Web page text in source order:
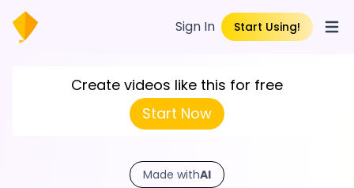
Sign In Start Using!
Create videos like this for free
Start Now
Made withAI